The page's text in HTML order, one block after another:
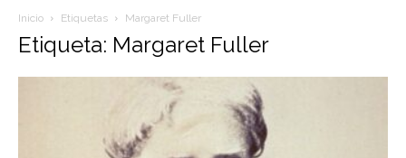
Hoy
Inicio Etiquetas Margaret Fuller
Etiqueta: Margaret Fuller